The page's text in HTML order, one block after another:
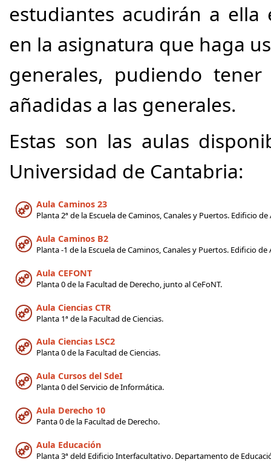
estudiantes acudirán a
en la asignatura que haga
generales, pudiendo
añadidas a las generales.
Estas son las aulas
Universidad de Cantabria:
Aula Caminos 23
Planta 2ª de la Escuela de Caminos, Canales y Puertos. Edificio de
Aula Caminos B2
Planta -1 de la Escuela de Caminos, Canales y Puertos. Edificio de
Aula CEFONT
Planta 0 de la Facultad de Derecho, junto al CeFoNT.
Aula Ciencias CTR
Planta 1ª de la Facultad de Ciencias.
Aula Ciencias LSC2
Planta 0 de la Facultad de Ciencias.
Aula Cursos del SdeI
Planta 0 del Servicio de Informática.
Aula Derecho 10
Panta 0 de la Facultad de Derecho.
Aula Educación
Planta 3ª deld Edificio Interfacultativo. Departamento de